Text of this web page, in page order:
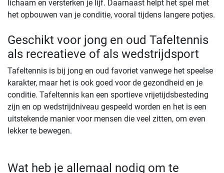
lichaam en versterken je lijf. Daarnaast helpt het spel met
het opbouwen van je conditie, vooral tijdens langere potjes.
Geschikt voor jong en oud Tafeltennis
als recreatieve of als wedstrijdsport
Tafeltennis is bij jong en oud favoriet vanwege het speelse
karakter, maar het is ook goed voor de gezondheid en je
conditie. Tafeltennis kan een sportieve vrijetijdsbesteding
zijn en op wedstrijdniveau gespeeld worden en het is een
uitstekende manier voor mensen die veel zitten, om even
lekker te bewegen.
Wat heb je allemaal nodig om te